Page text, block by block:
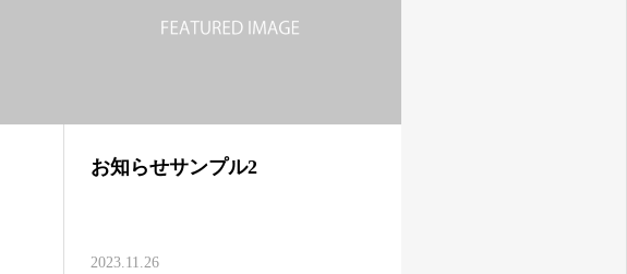
お知らせサンプル2
2023.11.26